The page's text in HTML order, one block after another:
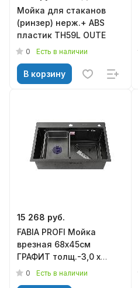
Мойка для стаканов
(ринзер) нерж.+ ABS
пластик TH59L OUTE
0 Есть в наличии
В корзину
15 268 руб.
FABIA PROFI Мойка
врезная 68х45см
ГРАФИТ толщ.-3,0 х
0,8мм + большой
0 Есть в наличии